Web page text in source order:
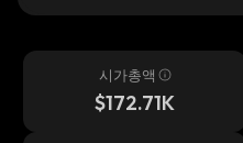
시가총액
$172.71K